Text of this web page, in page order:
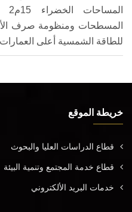
المسطحات ومنظومة صرف
للطاقة الشمسية أعلى العمارات
خريطة الموقع
قطاع الدراسات العليا والبحوث
قطاع خدمة المجتمع وتنمية البيئة
خدمات البريد الألكتروني